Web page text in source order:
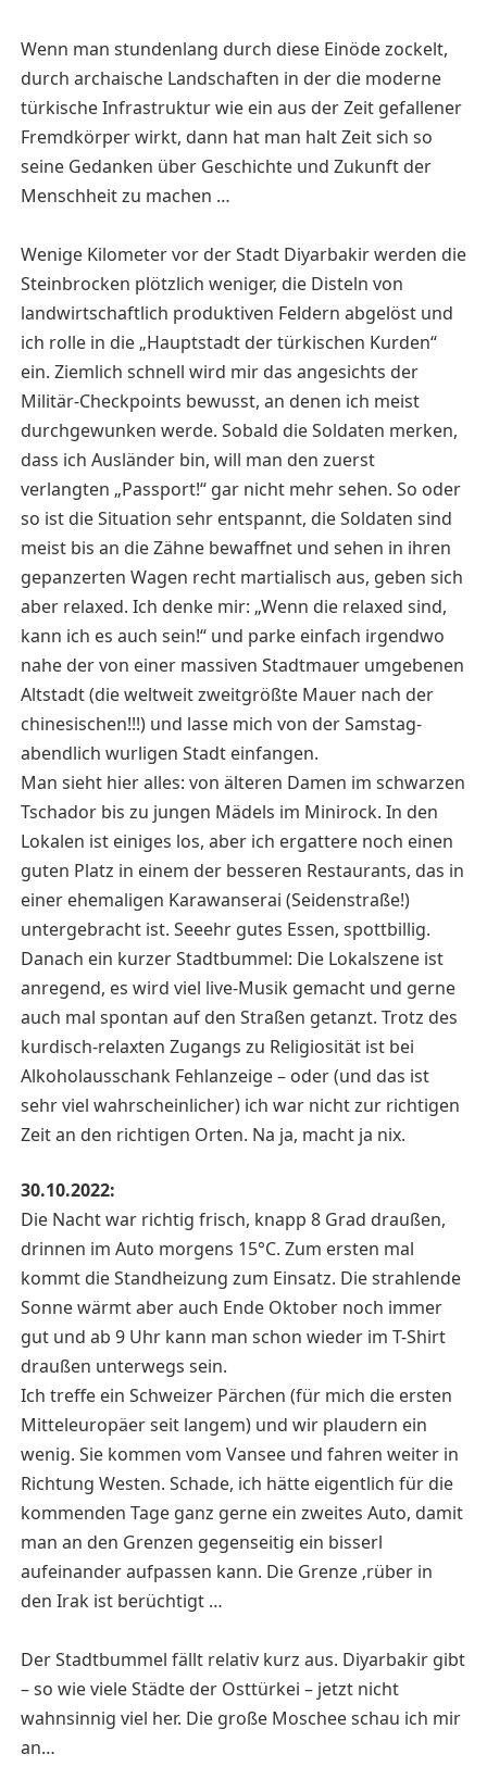
Wenn man stundenlang durch diese Einöde zockelt,
durch archaische Landschaften in der die moderne
türkische Infrastruktur wie ein aus der Zeit gefallener
Fremdkörper wirkt, dann hat man halt Zeit sich so
seine Gedanken über Geschichte und Zukunft der
Menschheit zu machen …
Wenige Kilometer vor der Stadt Diyarbakir werden die
Steinbrocken plötzlich weniger, die Disteln von
landwirtschaftlich produktiven Feldern abgelöst und
ich rolle in die „Hauptstadt der türkischen Kurden“
ein. Ziemlich schnell wird mir das angesichts der
Militär-Checkpoints bewusst, an denen ich meist
durchgewunken werde. Sobald die Soldaten merken,
dass ich Ausländer bin, will man den zuerst
verlangten „Passport!“ gar nicht mehr sehen. So oder
so ist die Situation sehr entspannt, die Soldaten sind
meist bis an die Zähne bewaffnet und sehen in ihren
gepanzerten Wagen recht martialisch aus, geben sich
aber relaxed. Ich denke mir: „Wenn die relaxed sind,
kann ich es auch sein!“ und parke einfach irgendwo
nahe der von einer massiven Stadtmauer umgebenen
Altstadt (die weltweit zweitgrößte Mauer nach der
chinesischen!!!) und lasse mich von der Samstag-
abendlich wurligen Stadt einfangen.
Man sieht hier alles: von älteren Damen im schwarzen
Tschador bis zu jungen Mädels im Minirock. In den
Lokalen ist einiges los, aber ich ergattere noch einen
guten Platz in einem der besseren Restaurants, das in
einer ehemaligen Karawanserai (Seidenstraße!)
untergebracht ist. Seeehr gutes Essen, spottbillig.
Danach ein kurzer Stadtbummel: Die Lokalszene ist
anregend, es wird viel live-Musik gemacht und gerne
auch mal spontan auf den Straßen getanzt. Trotz des
kurdisch-relaxten Zugangs zu Religiosität ist bei
Alkoholausschank Fehlanzeige – oder (und das ist
sehr viel wahrscheinlicher) ich war nicht zur richtigen
Zeit an den richtigen Orten. Na ja, macht ja nix.
30.10.2022:
Die Nacht war richtig frisch, knapp 8 Grad draußen,
drinnen im Auto morgens 15°C. Zum ersten mal
kommt die Standheizung zum Einsatz. Die strahlende
Sonne wärmt aber auch Ende Oktober noch immer
gut und ab 9 Uhr kann man schon wieder im T-Shirt
draußen unterwegs sein.
Ich treffe ein Schweizer Pärchen (für mich die ersten
Mitteleuropäer seit langem) und wir plaudern ein
wenig. Sie kommen vom Vansee und fahren weiter in
Richtung Westen. Schade, ich hätte eigentlich für die
kommenden Tage ganz gerne ein zweites Auto, damit
man an den Grenzen gegenseitig ein bisserl
aufeinander aufpassen kann. Die Grenze ‚rüber in
den Irak ist berüchtigt …
Der Stadtbummel fällt relativ kurz aus. Diyarbakir gibt
– so wie viele Städte der Osttürkei – jetzt nicht
wahnsinnig viel her. Die große Moschee schau ich mir
an…